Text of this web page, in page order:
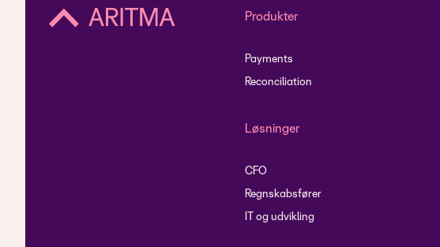
Produkter
Payments
Reconciliation
Løsninger
CFO
Regnskabsfører
IT og udvikling